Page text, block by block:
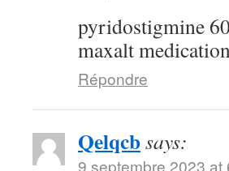
pyridostigmine
maxalt medication
Répondre
Qelqcbsays:
9 septembre 2023 at